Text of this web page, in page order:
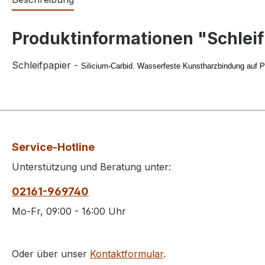
Produktinformationen
Schleifpapier - Silicium-Carbid. Wasserfeste Kunstharzbindung auf
Service-Hotline
Unterstützung und Beratung unter:
02161-969740
Mo-Fr, 09:00 - 16:00 Uhr
Oder über unser Kontaktformular.